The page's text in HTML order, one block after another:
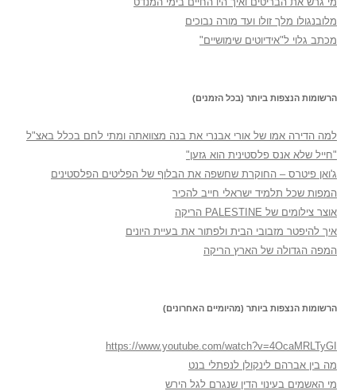
מלובנגולו מלך זולו ועד מורה נבוכים
מכתב גלוי ל"אידיוטים שימושיים"
הרשומות הנצפות ביותר (בכל הזמנים)
למה הדירה אמו של אורי אבנרי את בנה מצוואתה ומתי לחם בכלל באצ"ל
"חייל שלא אנס פלסטינית הוא גזען"
ג'ואן פיטרס – החוקרת שחשפה את הבלוף של הפליטים הפלסטינים
המפות שכל תלמיד ישראלי חייב להכיר
אוצר צילומים של PALESTINE הריקה
איך להיפטר מזבובי הבית ולפתור את בעיית היונים
המפה הגדולה של הארץ הריקה
הרשומות הנצפות ביותר (מהיומיים האחרונים)
https://www.youtube.com/watch?v=4OcaMRLTyGI
מה בין אברהם לינקולן לנפתלי בנט
מי האשמים בעינוי הדין שנגרם לגל הירש